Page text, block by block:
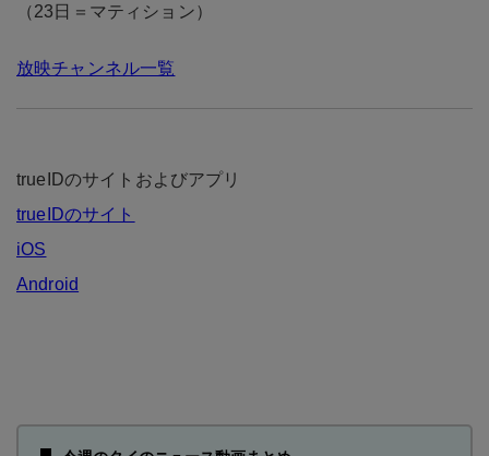
（23日＝マティション）
放映チャンネル一覧
trueIDのサイトおよびアプリ
trueIDのサイト
iOS
Android